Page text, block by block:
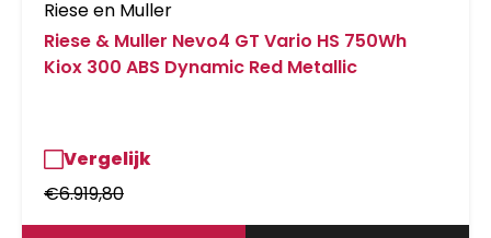
Riese en Muller
Riese & Muller Nevo4 GT Vario HS 750Wh
Kiox 300 ABS Dynamic Red Metallic
Vergelijk
€6.919,80